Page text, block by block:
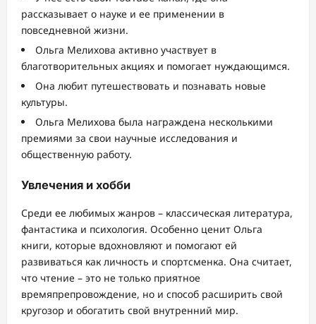
рассказывает о науке и ее применении в
повседневной жизни.
Ольга Мелихова активно участвует в
благотворительных акциях и помогает нуждающимся.
Она любит путешествовать и познавать новые
культуры.
Ольга Мелихова была награждена несколькими
премиями за свои научные исследования и
общественную работу.
Увлечения и хобби
Среди ее любимых жанров – классическая литература,
фантастика и психология. Особенно ценит Ольга
книги, которые вдохновляют и помогают ей
развиваться как личность и спортсменка. Она считает,
что чтение – это не только приятное
времяпрепровождение, но и способ расширить свой
кругозор и обогатить свой внутренний мир.